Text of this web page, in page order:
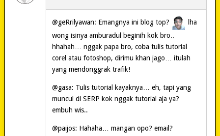
@geRrilyawan: Emangnya ini blog top?
lha
wong isinya amburadul beginih kok bro..
hhahah… nggak papa bro, coba tulis tutorial
corel atau fotoshop, dirimu khan jago… itulah
yang mendonggrak trafik!
@gasa: Tulis tutorial kayaknya… eh, tapi yang
muncul di SERP kok nggak tutorial aja ya?
embuh wis..
@paijos: Hahaha… mangan opo? email?